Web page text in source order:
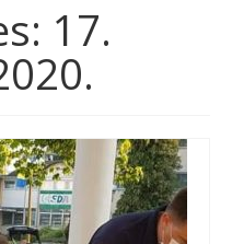
u stambenom
17.